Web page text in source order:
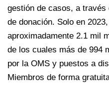
gestión de casos, a
de donación. Solo en
aproximadamente 2.1 mil
de los cuales más de 994
por la OMS y puestos a
Miembros de forma